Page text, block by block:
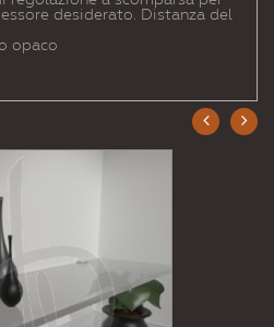
desiderato. Distanza del
opaco